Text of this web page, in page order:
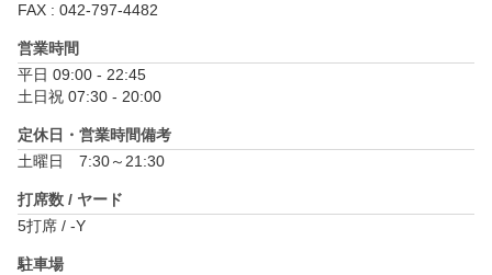
FAX : 042-797-4482
営業時間
平日 09:00 - 22:45
土日祝 07:30 - 20:00
定休日・営業時間備考
土曜日　7:30～21:30
打席数 / ヤード
5打席 / -Y
駐車場